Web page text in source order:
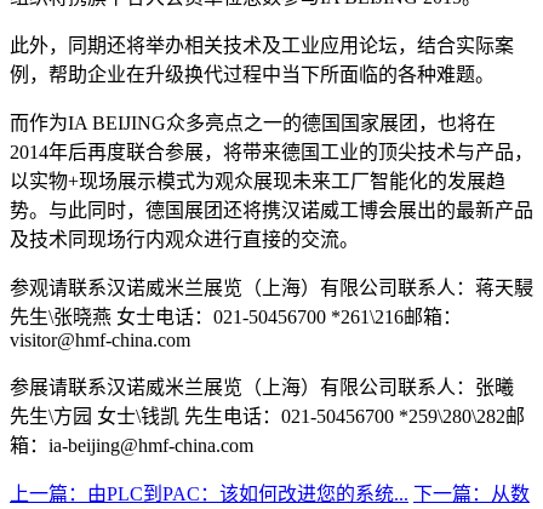
此外，同期还将举办相关技术及工业应用论坛，结合实际案
例，帮助企业在升级换代过程中当下所面临的各种难题。
而作为IA BEIJING众多亮点之一的德国国家展团，也将在
2014年后再度联合参展，将带来德国工业的顶尖技术与产品，
以实物+现场展示模式为观众展现未来工厂智能化的发展趋
势。与此同时，德国展团还将携汉诺威工博会展出的最新产品
及技术同现场行内观众进行直接的交流。
参观请联系汉诺威米兰展览（上海）有限公司联系人：蒋天駸
先生\张晓燕 女士电话：021-50456700 *261\216邮箱：
visitor@hmf-china.com
参展请联系汉诺威米兰展览（上海）有限公司联系人：张曦
先生\方园 女士\钱凯 先生电话：021-50456700 *259\280\282邮
箱：ia-beijing@hmf-china.com
上一篇：由PLC到PAC：该如何改进您的系统... 下一篇：从数